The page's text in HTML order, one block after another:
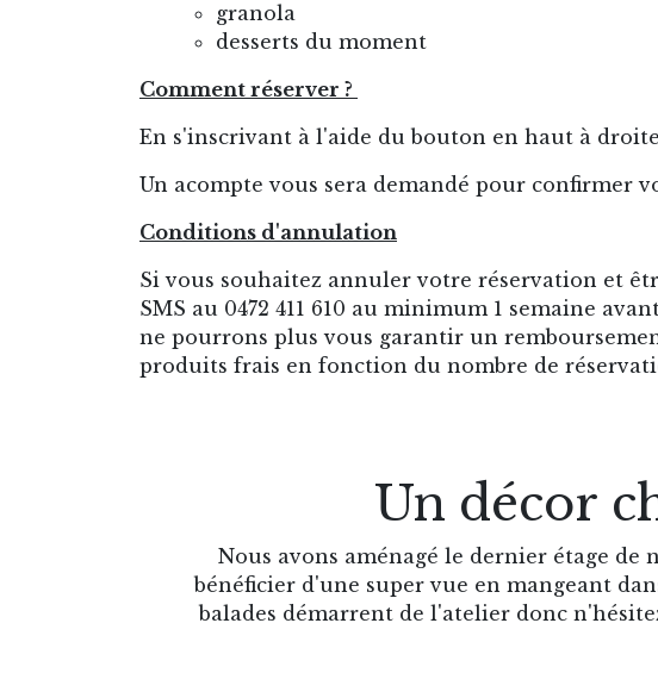
granola
desserts du moment
Comment réserver ?
En s'inscrivant à l'aide du bouton en haut à
Un acompte vous sera demandé pour confirmer
Conditions d'annulation
Si vous souhaitez annuler votre réservation et
SMS au 0472 411 610 au minimum 1 semaine
ne pourrons plus vous garantir un
produits frais en fonction du nombre de
Un décor
Nous avons aménagé le dernier étage
bénéficier d'une super vue en mangeant
balades démarrent de l'atelier donc